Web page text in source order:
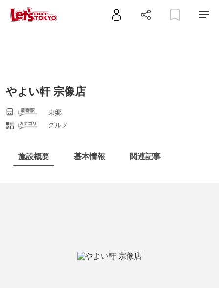
やよい軒 宗像店
東郷
グルメ
施設概要 基本情報 関連記事